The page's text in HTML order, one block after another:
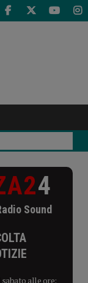
4
Sound
alle ore: